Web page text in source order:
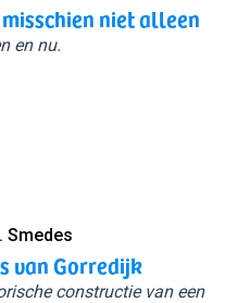
misschien niet alleen
en nu.
Smedes
van Gorredijk
constructie van een